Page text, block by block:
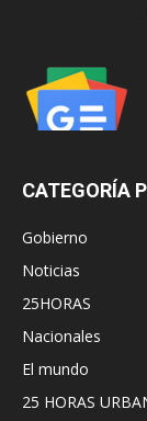
CATEGORÍA
Gobierno
Noticias
25HORAS
Nacionales
El mundo
25 HORAS